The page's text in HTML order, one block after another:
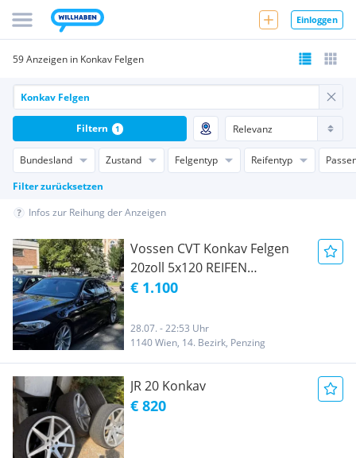
Einloggen
59 Anzeigen in Konkav Felgen
Bundesland Zustand Felgentyp Reifentyp
Filter zurücksetzen
Filtern 1
Infos zur Reihung der Anzeigen
Vossen CVT Konkav Felgen
20zoll 5x120 REIFEN
NEUWERTIG
€ 1.100
28.07. - 22:53 Uhr
1140 Wien, 14. Bezirk, Penzing
JR 20 Konkav
€ 820